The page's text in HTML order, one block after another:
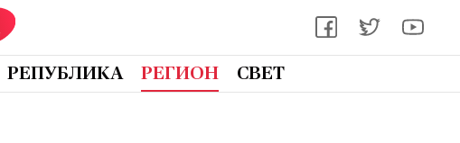
РЕПУБЛИКА РЕГИОН СВЕТ